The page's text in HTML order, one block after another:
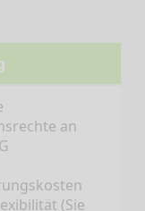
an
(Sie